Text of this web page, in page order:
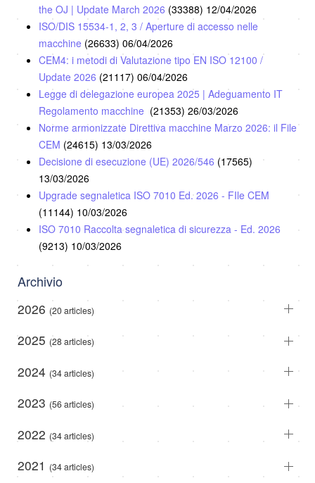
the OJ | Update March 2026 (33388) 12/04/2026
ISO/DIS 15534-1, 2, 3 / Aperture di accesso nelle
macchine (26633) 06/04/2026
CEM4: i metodi di Valutazione tipo EN ISO 12100 /
Update 2026 (21117) 06/04/2026
Legge di delegazione europea 2025 | Adeguamento IT
Regolamento macchine (21353) 26/03/2026
Norme armonizzate Direttiva macchine Marzo 2026: il File
CEM (24615) 13/03/2026
Decisione di esecuzione (UE) 2026/546 (17565)
13/03/2026
Upgrade segnaletica ISO 7010 Ed. 2026 - FIle CEM
(11144) 10/03/2026
ISO 7010 Raccolta segnaletica di sicurezza - Ed. 2026
(9213) 10/03/2026
Archivio
2026 (20 articles)
2025 (28 articles)
2024 (34 articles)
2023 (56 articles)
2022 (34 articles)
2021 (34 articles)